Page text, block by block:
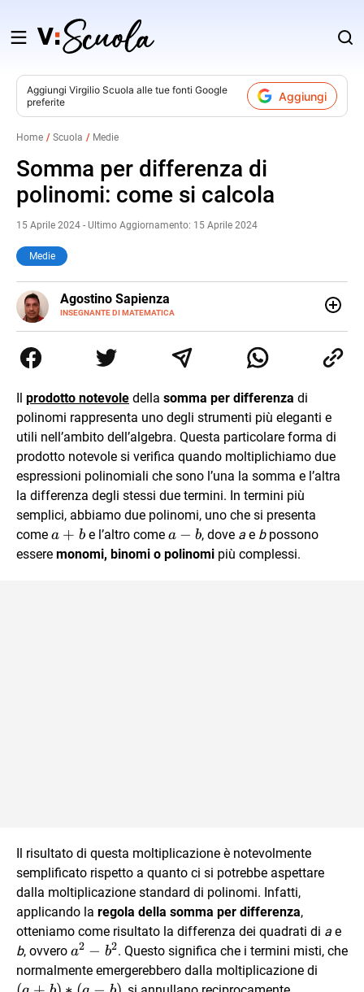
Salta
contenuto
Aggiungi Virgilio Scuola alle tue fonti Google
preferite
Aggiungi
Home Scuola Medie
Somma per differenza di
polinomi: come si calcola
15 Aprile 2024 - Ultimo Aggiornamento: 15 Aprile 2024
Medie
Agostino Sapienza
INSEGNANTE DI MATEMATICA
E-
MAIL
LINKEDIN
Tommaso Gulli. Ho conseguito la laurea triennale in
Relazioni Internazionali a Messina e in Economia
commercialisti sono stato chiamato per una supplenza
covid nella classe di insegnamento A47. Ho poi
conseguito l'abilitazione a Trieste nel sostegno e sono
entrato di ruolo nel 2023
Il prodotto notevole della somma per differenza di
polinomi rappresenta uno degli strumenti più eleganti e
utili nell’ambito dell’algebra. Questa particolare forma di
prodotto notevole si verifica quando moltiplichiamo due
espressioni polinomiali che sono l’una la somma e l’altra
la differenza degli stessi due termini. In termini più
semplici, abbiamo due polinomi, uno che si presenta
come a+b
a + be l’altro come a-
b
a − b, dove ae b possono
essere monomi, binomi o polinomi più complessi.
Il risultato di questa moltiplicazione è notevolmente
semplificato rispetto a quanto ci si potrebbe aspettare
dalla moltiplicazione standard di polinomi. Infatti,
applicando la regola della somma per differenza,
otteniamo come risultato la differenza dei quadrati di a e
b, ovvero a^2-
b^2
a2 − b2. Questo significa che i termini misti, che
normalmente emergerebbero dalla moltiplicazione di